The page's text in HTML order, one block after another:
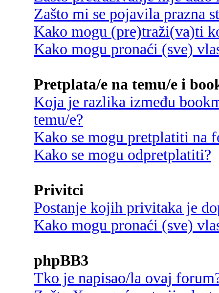
Zašto mi se pojavila prazna
Kako mogu (pre)traži(va)ti
Kako mogu pronaći (sve)
Pretplata/e na temu/e i
Koja je razlika između
temu/e?
Kako se mogu pretplatiti na
Kako se mogu odpretplatiti?
Privitci
Postanje kojih privitaka je
Kako mogu pronaći (sve)
phpBB3
Tko je napisao/la ovaj